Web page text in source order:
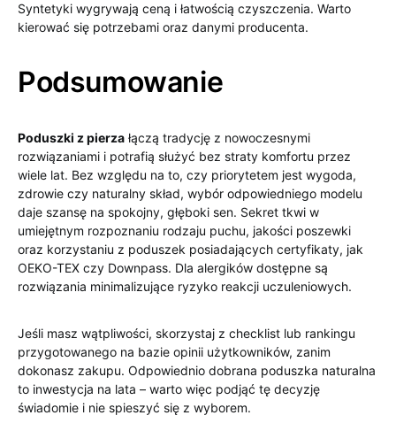
Syntetyki wygrywają ceną i łatwością czyszczenia. Warto
kierować się potrzebami oraz danymi producenta.
Podsumowanie
Poduszki z pierza łączą tradycję z nowoczesnymi
rozwiązaniami i potrafią służyć bez straty komfortu przez
wiele lat. Bez względu na to, czy priorytetem jest wygoda,
zdrowie czy naturalny skład, wybór odpowiedniego modelu
daje szansę na spokojny, głęboki sen. Sekret tkwi w
umiejętnym rozpoznaniu rodzaju puchu, jakości poszewki
oraz korzystaniu z poduszek posiadających certyfikaty, jak
OEKO-TEX czy Downpass. Dla alergików dostępne są
rozwiązania minimalizujące ryzyko reakcji uczuleniowych.
Jeśli masz wątpliwości, skorzystaj z checklist lub rankingu
przygotowanego na bazie opinii użytkowników, zanim
dokonasz zakupu. Odpowiednio dobrana poduszka naturalna
to inwestycja na lata – warto więc podjąć tę decyzję
świadomie i nie spieszyć się z wyborem.